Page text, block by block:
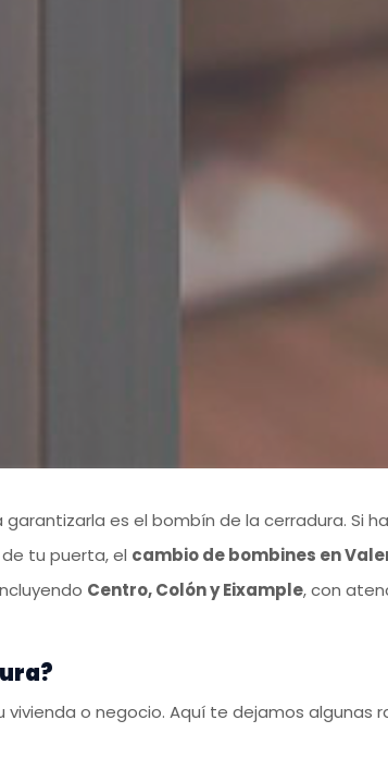
es el bombín de la cerradura. Si
tu puerta, el cambio de bombines en
Centro, Colón y Eixample, con
o negocio. Aquí te dejamos algunas